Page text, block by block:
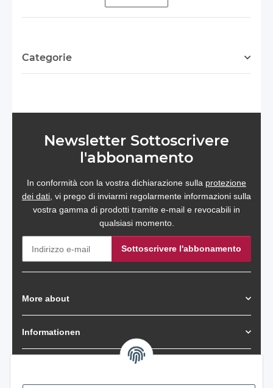
Categorie
Newsletter Sottoscrivere
l'abbonamento
In conformità con la vostra dichiarazione sulla protezione
dei dati, vi prego di inviarmi regolarmente informazioni sulla
vostra gamma di prodotti tramite e-mail e revocabili in
qualsiasi momento.
Sottoscrivere l'abbonamento
More about
Informationen